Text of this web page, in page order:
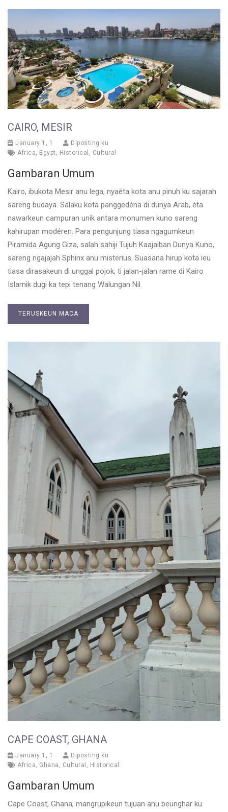
CAIRO, MESIR
January 1, 1
Diposting ku
Africa, Egypt , Historical , Cultural
Gambaran Umum
Kairo, ibukota Mesir anu lega, nyaéta kota anu pinuh ku sajarah
sareng budaya. Salaku kota panggedéna di dunya Arab, éta
nawarkeun campuran unik antara monumen kuno sareng
kahirupan modéren. Para pengunjung tiasa ngagumkeun
Piramida Agung Giza, salah sahiji Tujuh Kaajaiban Dunya Kuno,
sareng ngajajah Sphinx anu misterius. Suasana hirup kota ieu
tiasa dirasakeun di unggal pojok, ti jalan-jalan rame di Kairo
Islamik dugi ka tepi tenang Walungan Nil.
TERUSKEUN MACA
CAPE COAST, GHANA
January 1, 1
Diposting ku
Africa, Ghana , Cultural , Historical
Gambaran Umum
Cape Coast, Ghana, mangrupikeun tujuan anu beunghar ku